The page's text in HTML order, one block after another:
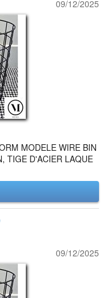
09/12/2025
MODELE WIRE BIN
TIGE D'ACIER LAQUE
09/12/2025